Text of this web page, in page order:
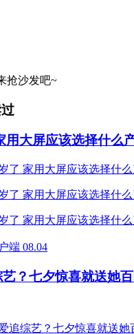
抢沙发吧~
用大屏应该选择什么
端 08.04
？七夕惊喜就送她